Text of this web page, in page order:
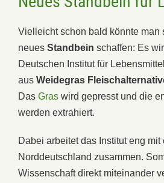
Vielleicht schon bald könnte man
neues Standbein schaffen: Es
Deutschen Institut für
aus Weidegras
Das Gras wird gepresst und die
werden extrahiert.
Dabei arbeitet das Institut eng mit
Norddeutschland zusammen.
Wissenschaft direkt miteinander